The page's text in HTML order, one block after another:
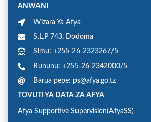
ANWANI
Wizara Ya Afya
S.L.P 743, Dodoma
Simu: +255-26-2323267/5
Rununu: +255-26-2342000/5
Barua pepe: ps@afya.go.tz
TOVUTI YA DATA ZA AFYA
Afya Supportive Supervision(AfyaSS)